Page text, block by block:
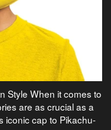
Style When it comes to
are as crucial as a
iconic cap to Pikachu-